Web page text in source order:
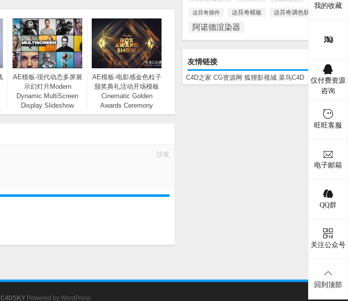
达芬奇插件 达芬奇模板 达芬奇调色软件
阿诺德渲染器
友情链接
C4D之家 CG资源网 狐狸影视城 菜鸟C4D
AE模板-现代动态多屏展
示幻灯片Modern
Dynamic MultiScreen
Display Slideshow
AE模板-电影感金色粒子
颁奖典礼活动开场模板
Cinematic Golden
Awards Ceremony
Event Opener
沙发
我的收藏
仅付费资源
咨询
旺旺客服
电子邮箱
QQ群
关注公众号
回到顶部
C4DSKY Powered by WordPress